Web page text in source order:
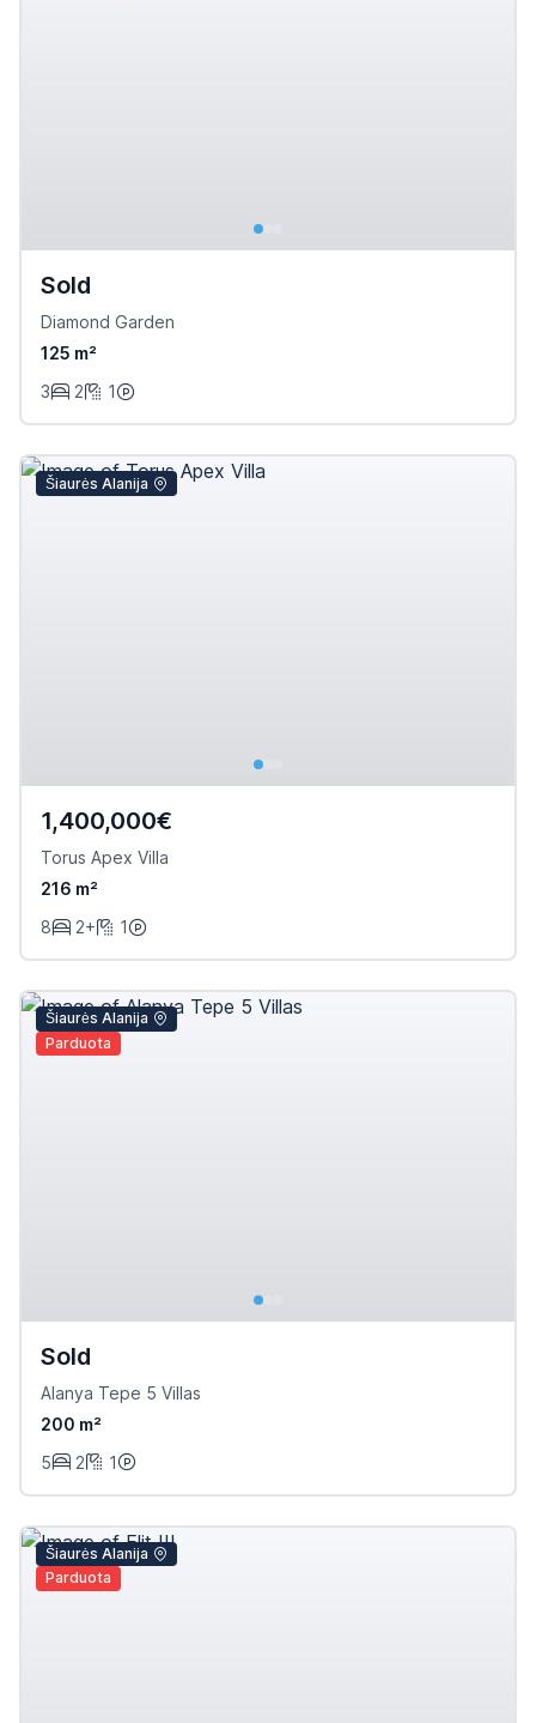
Sold
Diamond Garden
125 m²
3
2 1
Šiaurės Alanija
1,400,000€
Torus Apex Villa
216 m²
8
2+ 1
Šiaurės Alanija
Parduota
Sold
Alanya Tepe 5 Villas
200 m²
5
2 1
Šiaurės Alanija
Parduota